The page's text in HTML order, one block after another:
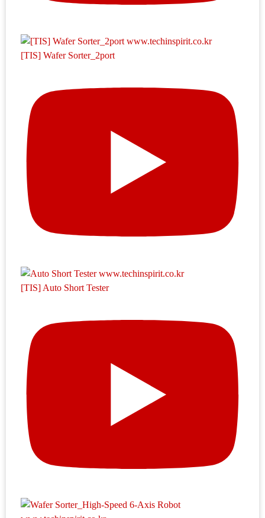
[TIS] Wafer Sorter_2port
[TIS] Auto Short Tester